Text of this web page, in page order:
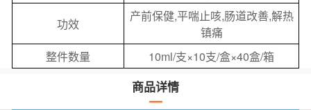
功效
产前保健,平喘止咳,肠道改善,解热
镇痛
整件数量
10ml/支×10支/盒×40盒/箱
商品详情